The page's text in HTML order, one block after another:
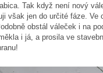
Tak když není nový
však jen do určité fáze.
obstál váleček i na
i já, a prosila ve